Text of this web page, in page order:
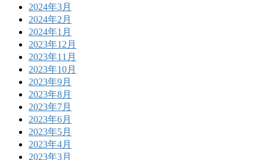
2024年3月
2024年2月
2024年1月
2023年12月
2023年11月
2023年10月
2023年9月
2023年8月
2023年7月
2023年6月
2023年5月
2023年4月
2023年3月